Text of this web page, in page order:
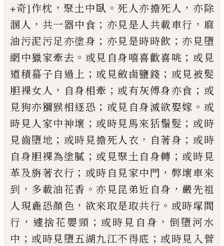
+奇]作枕 ， 聚土中臥 。死人亦擔死人 ，亦除
溷人 ， 共一器中食 ； 亦見是人共載車行 ， 麻
油污泥污足亦塗身 ； 亦見是時時飲 ； 亦見墮
網中獵家牽去 。 或見自身嘻喜歡喜咷 ； 或見
道積蟇子自過上 ； 或見斂鹵鹽錢 ； 或見被髮
胆裸女人 ， 自身相牽 ； 或有灰傅身亦食 ； 或
見狗亦獼猴相逐恐 ； 或見自身滅欲娶嫁 。 或
時見人家中神壞 ； 或時見馬來狧鬚髮 ； 或時
見齒墮地 ； 或時見擔死人衣 ， 自著身 ； 或時
自身胆裸為塗膩 ； 或 見聚土自身轉 ； 或時見
革及旃著衣行 ； 或時自見家中門 ， 弊壞車來
到 ， 多載油花香 。亦見昆弟近自身 ， 嚴先祖
人現麁恐顏色 ， 欲來取是取共行 。 或時塚間
行 ， 遽捨花嬰頸 ； 或時見自身 ， 倒墮河水
中 ； 或時見墮五湖九江不得底 ； 或時見入菅